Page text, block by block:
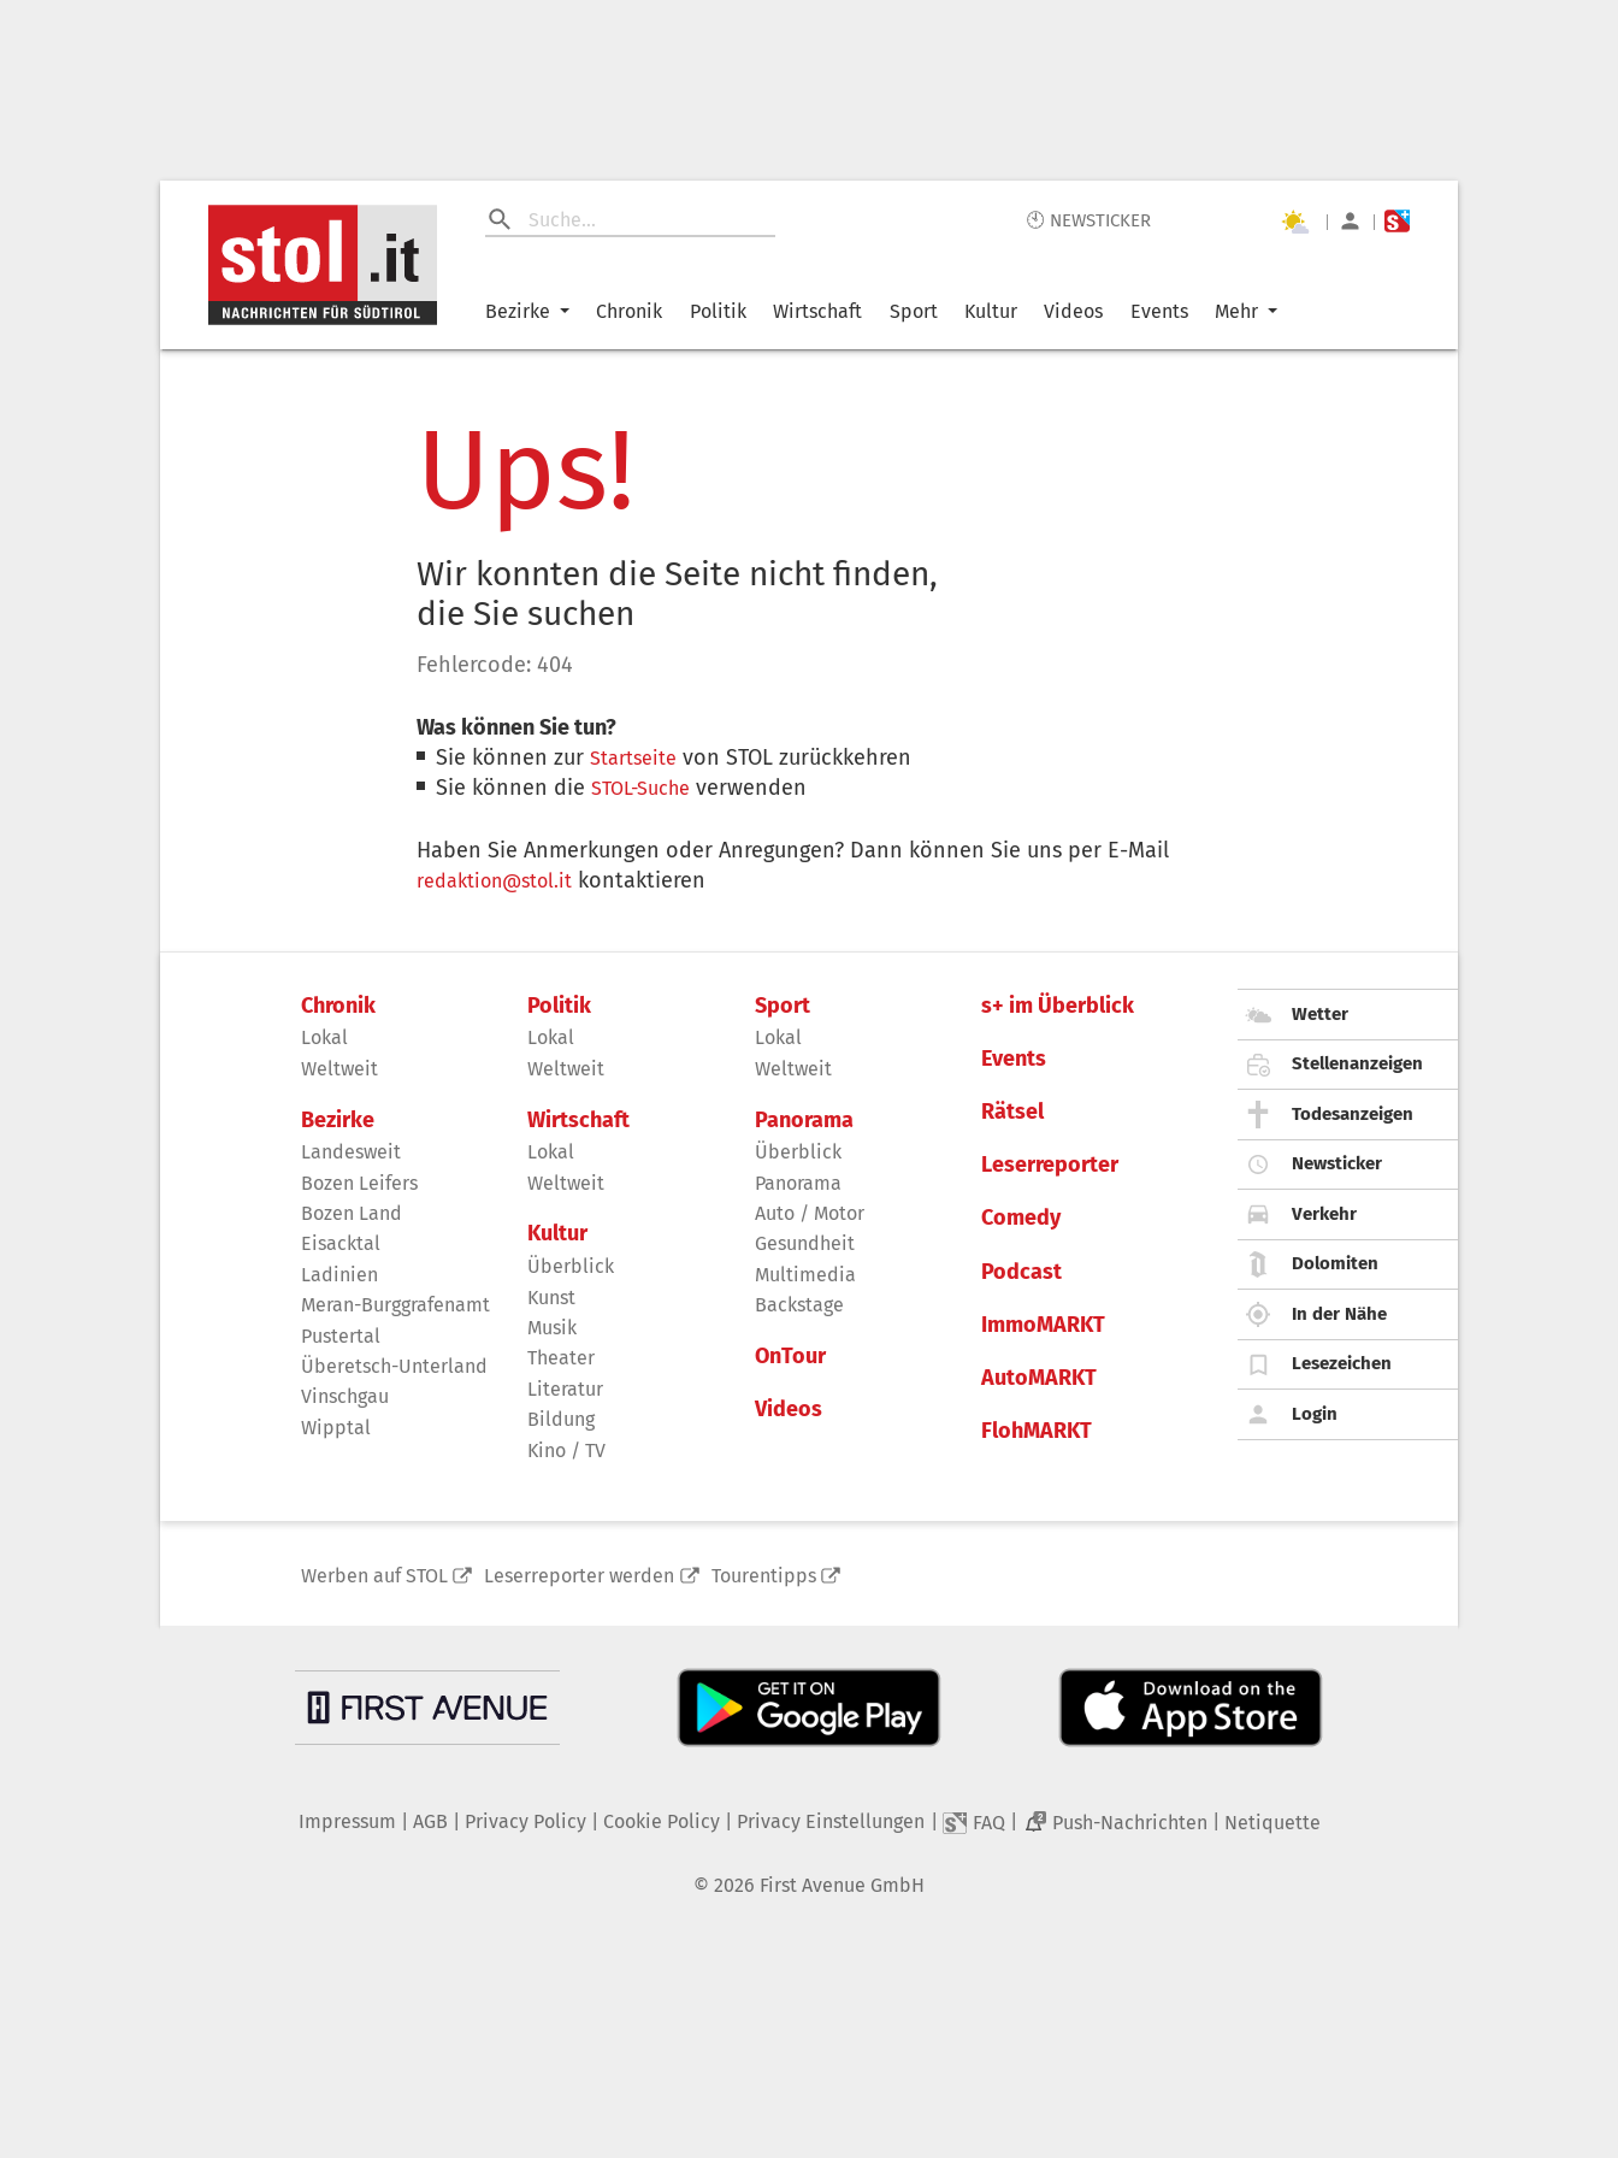
🕙 NEWSTICKER | |
Bezirke Chronik Politik Wirtschaft Sport Kultur Videos Events Mehr
Ups!
Wir konnten die Seite nicht finden,
die Sie suchen
Fehlercode: 404
Was können Sie tun?
Sie können zurStartseite von STOL zurückkehren
Sie können dieSTOL-Suche verwenden
Haben Sie Anmerkungen oder Anregungen? Dann können Sie uns per E-Mail
redaktion@stol.it kontaktieren
Chronik
Lokal
Weltweit
Bezirke
Landesweit
Bozen Leifers
Bozen Land
Eisacktal
Ladinien
Meran-Burggrafenamt
Pustertal
Überetsch-Unterland
Vinschgau
Wipptal
Politik
Lokal
Weltweit
Wirtschaft
Lokal
Weltweit
Kultur
Überblick
Kunst
Musik
Theater
Literatur
Bildung
Kino / TV
Sport
Lokal
Weltweit
Panorama
Überblick
Panorama
Auto / Motor
Gesundheit
Multimedia
Backstage
OnTour
Videos
s+ im Überblick
Events
Rätsel
Leserreporter
Comedy
Podcast
ImmoMARKT
AutoMARKT
FlohMARKT
Wetter
Stellenanzeigen
Todesanzeigen
Newsticker
Verkehr
Dolomiten
In der Nähe
Lesezeichen
Login
Werben auf STOL Leserreporter werden Tourentipps
Impressum AGB Privacy Policy| Cookie Policy| Privacy Einstellungen FAQ 2 Push-Nachrichten Netiquette
© 2026 First Avenue GmbH